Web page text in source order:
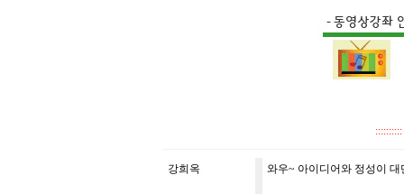
강희옥 와우~ 아이디어와 정성이